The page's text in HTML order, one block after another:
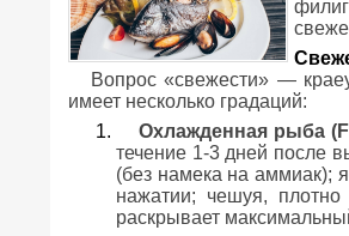
Вопрос «свежести» —
имеет несколько градаций:
Охлажденная рыба
течение 1-3 дней после
(без намека на аммиак);
нажатии; чешуя,
раскрывает